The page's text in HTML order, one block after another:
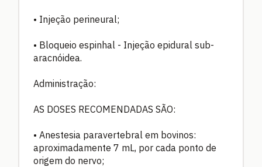
• Injeção perineural;
• Bloqueio espinhal - Injeção epidural sub-
aracnóidea.
Administração:
AS DOSES RECOMENDADAS SÃO:
• Anestesia paravertebral em bovinos:
aproximadamente 7 mL, por cada ponto de
origem do nervo;